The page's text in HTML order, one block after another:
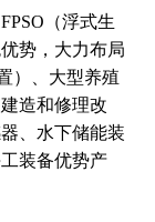
（浮式生
势，大力布局
）、大型养殖
造和修理改
、水下储能装
装备优势产